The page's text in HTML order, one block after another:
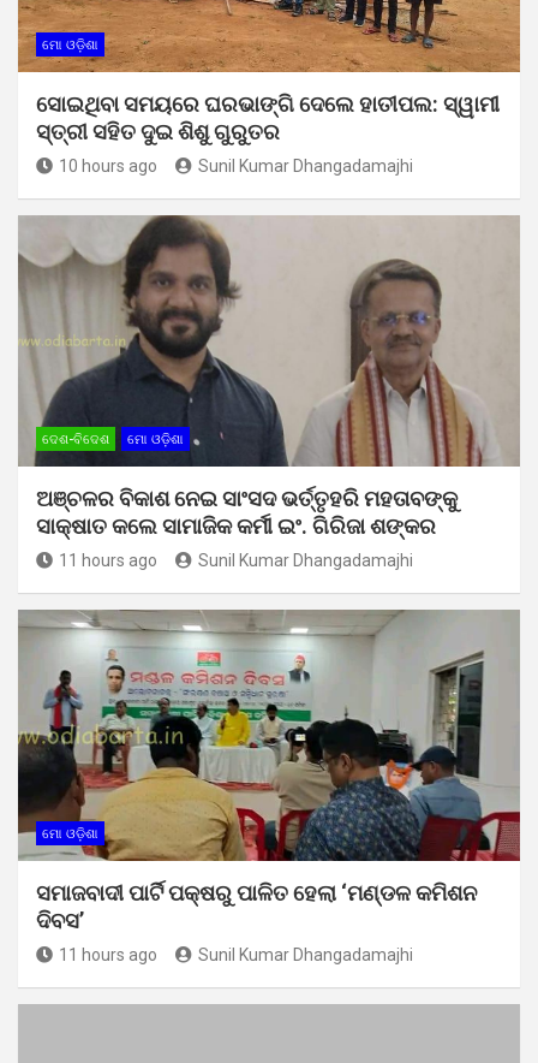
ମୋ ଓଡ଼ିଶା
ସୋଇଥିବା ସମୟରେ ଘରଭାଙ୍ଗି ଦେଲେ ହାତୀପଲ: ସ୍ୱାମୀ
ସ୍ତ୍ରୀ ସହିତ ଦୁଇ ଶିଶୁ ଗୁରୁତର
10 hours ago Sunil Kumar Dhangadamajhi
ଦେଶ-ବିଦେଶ ମୋ ଓଡ଼ିଶା
ଅଞ୍ଚଳର ବିକାଶ ନେଇ ସାଂସଦ ଭର୍ତ୍ତୃହରି ମହତାବଙ୍କୁ
ସାକ୍ଷାତ କଲେ ସାମାଜିକ କର୍ମୀ ଇଂ. ଗିରିଜା ଶଙ୍କର
11 hours ago Sunil Kumar Dhangadamajhi
ମୋ ଓଡ଼ିଶା
ସମାଜବାଦୀ ପାର୍ଟି ପକ୍ଷରୁ ପାଳିତ ହେଲା ‘ମଣ୍ଡଳ କମିଶନ
ଦିବସ’
11 hours ago Sunil Kumar Dhangadamajhi